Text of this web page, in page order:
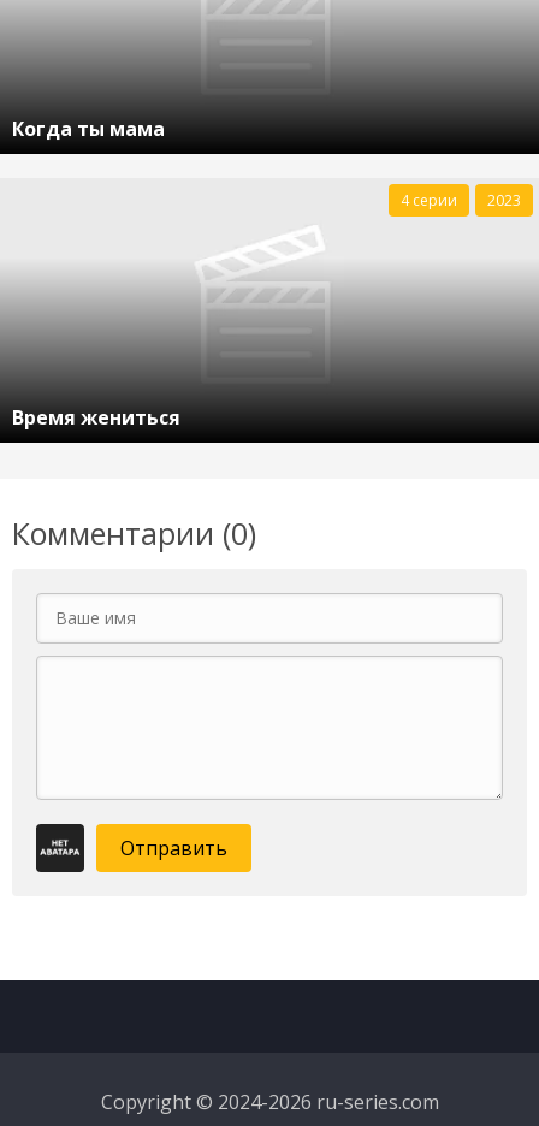
Когда ты мама
Время жениться
4 серии 2023
Комментарии (0)
Отправить
Copyright © 2024-2026 ru-series.com